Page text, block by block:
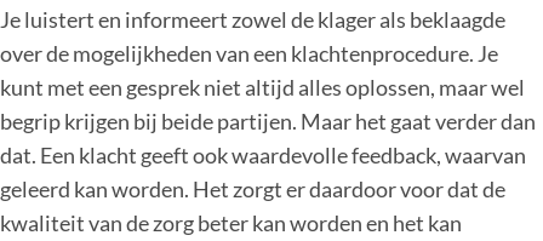
Je luistert en informeert zowel de klager als beklaagde
over de mogelijkheden van een klachtenprocedure. Je
kunt met een gesprek niet altijd alles oplossen, maar wel
begrip krijgen bij beide partijen. Maar het gaat verder dan
dat. Een klacht geeft ook waardevolle feedback, waarvan
geleerd kan worden. Het zorgt er daardoor voor dat de
kwaliteit van de zorg beter kan worden en het kan